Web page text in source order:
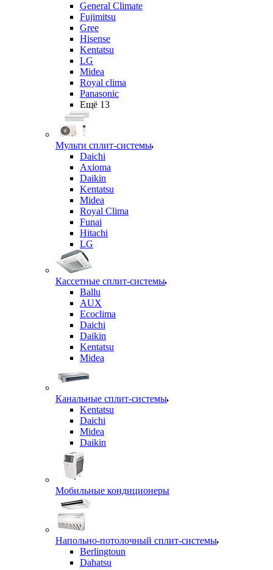
General Climate
Fujimitsu
Gree
Hisense
Kentatsu
LG
Midea
Royal clima
Panasonic
Ещё 13
Мульти сплит-системы
Daichi
Axioma
Daikin
Kentatsu
Midea
Royal Clima
Funai
Hitachi
LG
Кассетные сплит-системы
Ballu
AUX
Ecoclima
Daichi
Daikin
Kentatsu
Midea
Канальные сплит-системы
Kentatsu
Daichi
Midea
Daikin
Мобильные кондиционеры
Напольно-потолочный сплит-системы
Berlingtoun
Dahatsu